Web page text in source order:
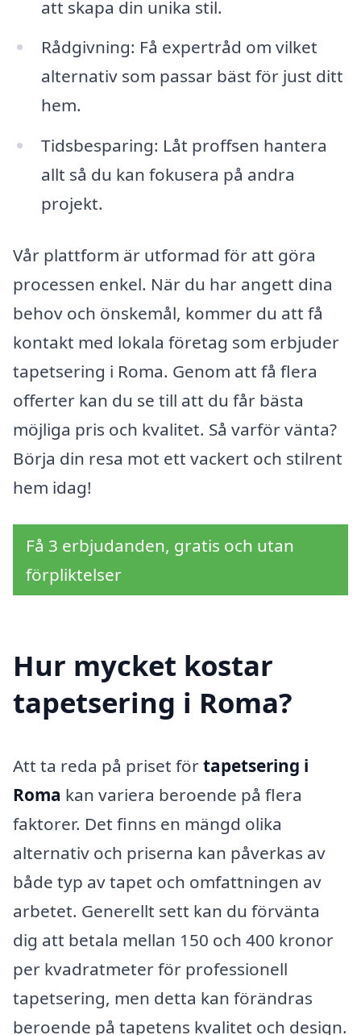
att skapa din unika stil.
Rådgivning: Få expertråd om vilket
alternativ som passar bäst för just ditt
hem.
Tidsbesparing: Låt proffsen hantera
allt så du kan fokusera på andra
projekt.
Vår plattform är utformad för att göra
processen enkel. När du har angett dina
behov och önskemål, kommer du att få
kontakt med lokala företag som erbjuder
tapetsering i Roma. Genom att få flera
offerter kan du se till att du får bästa
möjliga pris och kvalitet. Så varför vänta?
Börja din resa mot ett vackert och stilrent
hem idag!
Få 3 erbjudanden, gratis och utan
förpliktelser
Hur mycket kostar
tapetsering i Roma?
Att ta reda på priset förtapetsering i
Roma kan variera beroende på flera
faktorer. Det finns en mängd olika
alternativ och priserna kan påverkas av
både typ av tapet och omfattningen av
arbetet. Generellt sett kan du förvänta
dig att betala mellan 150 och 400 kronor
per kvadratmeter för professionell
tapetsering, men detta kan förändras
beroende på tapetens kvalitet och design.